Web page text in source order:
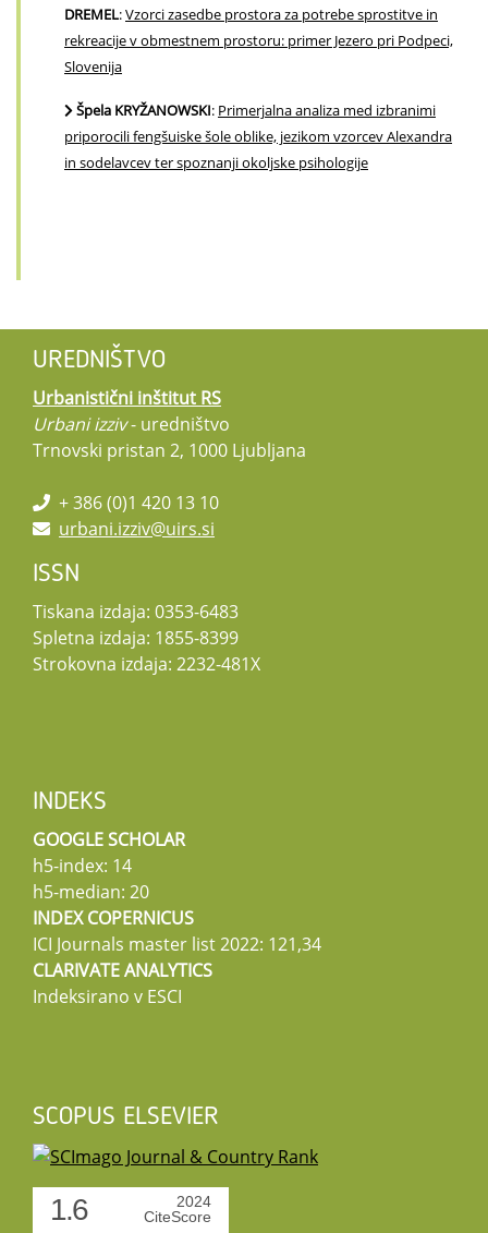
DREMEL:Vzorci zasedbe prostora za potrebe sprostitve in
rekreacije v obmestnem prostoru: primer Jezero pri Podpeci,
Slovenija
Špela KRYŽANOWSKI: Primerjalna analiza med izbranimi
priporocili fengšuiske šole oblike, jezikom vzorcev Alexandra
in sodelavcev ter spoznanji okoljske psihologije
UREDNIŠTVO
Urbanistični inštitut RS
Urbani izziv- uredništvo
Trnovski pristan 2, 1000 Ljubljana
+ 386 (0)1 420 13 10
urbani.izziv@uirs.si
ISSN
Tiskana izdaja: 0353-6483
Spletna izdaja: 1855-8399
Strokovna izdaja: 2232-481X
INDEKS
GOOGLE SCHOLAR
h5-index: 14
h5-median: 20
INDEX COPERNICUS
ICI Journals master list 2022: 121,34
CLARIVATE ANALYTICS
Indeksirano v ESCI
SCOPUS ELSEVIER
1.6
2024
CiteScore